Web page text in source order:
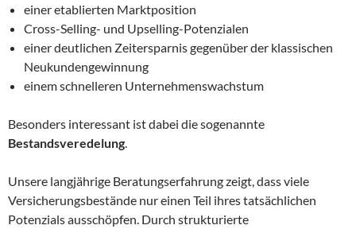
einer etablierten Marktposition
Cross-Selling- und Upselling-Potenzialen
einer deutlichen Zeitersparnis gegenüber der klassischen
Neukundengewinnung
einem schnelleren Unternehmenswachstum
Besonders interessant ist dabei die sogenannte
Bestandsveredelung
Unsere langjährige Beratungserfahrung zeigt, dass viele
Versicherungsbestände nur einen Teil ihres tatsächlichen
Potenzials ausschöpfen. Durch strukturierte